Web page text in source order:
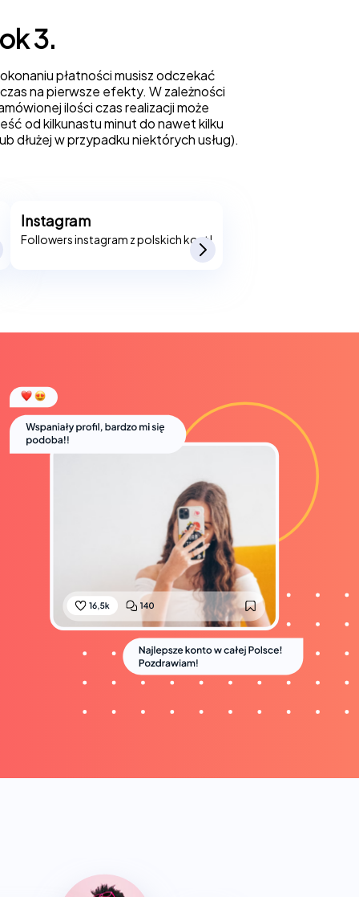
3.
płatności musisz odczekać
na pierwsze efekty. W zależności
ilości czas realizacji może
od kilkunastu minut do nawet kilku
dłużej w przypadku niektórych usług).
Instagram
Followers instagram z polskich kont!